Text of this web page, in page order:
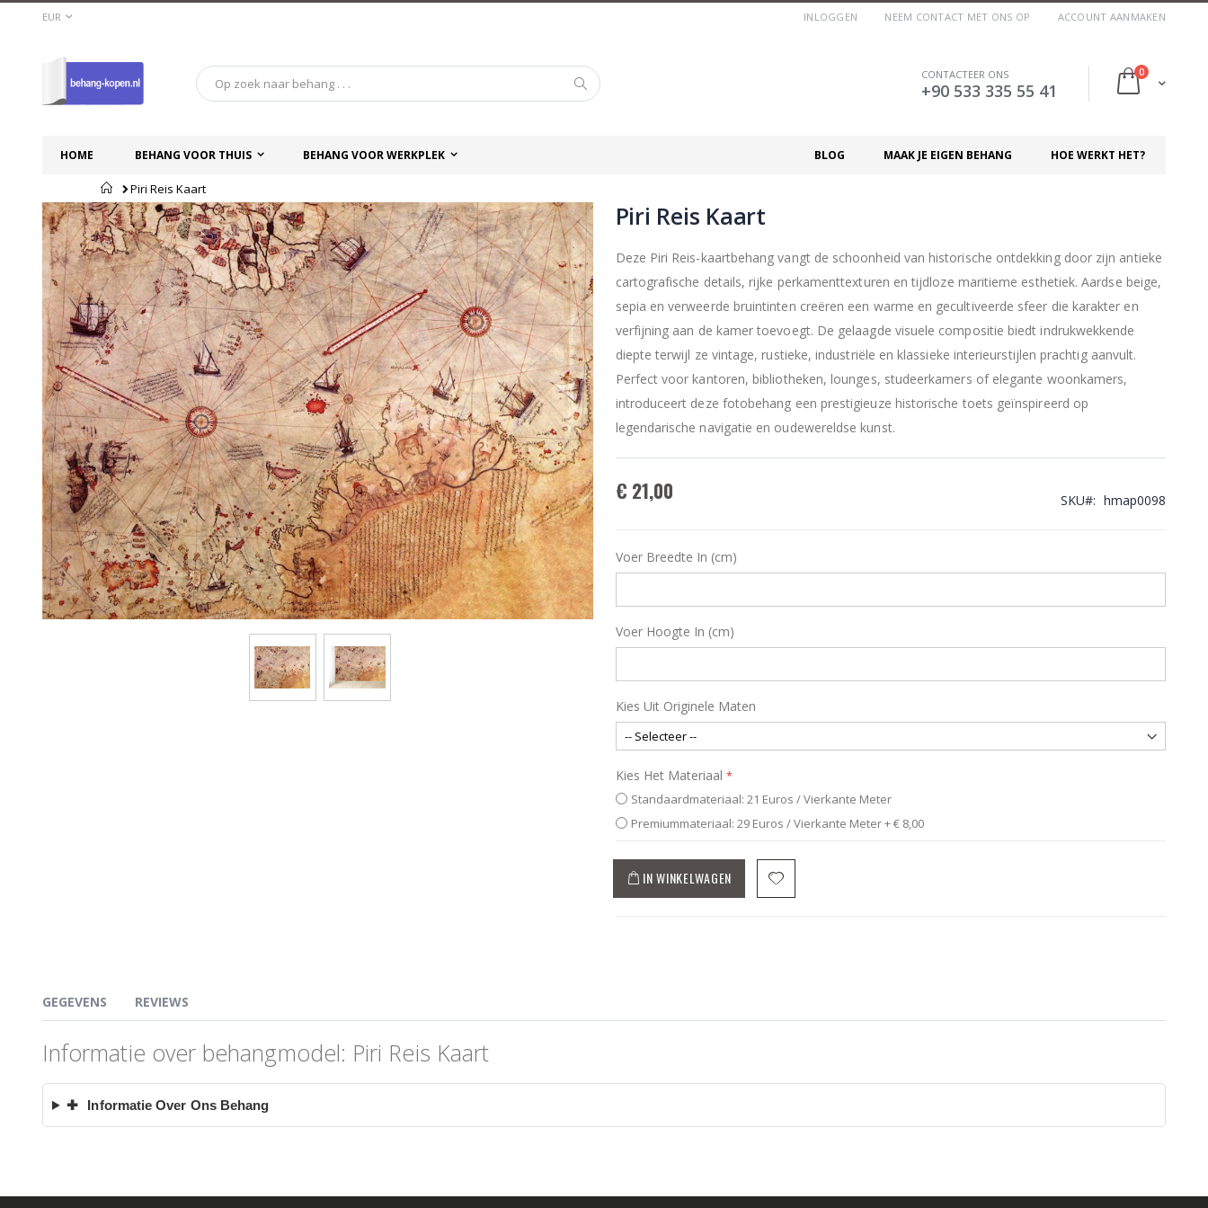
Ga
inhoud
VALUTA
EUR INLOGGEN NEEM CONTACT MET ONS OP ACCOUNT AANMAKEN
Cart
0
Zoek CONTACTEER ONS
+90 533 335 55 41
HOME BEHANG VOOR THUIS BEHANG VOOR WERKPLEK HOE WERKT HET?
MAAK JE EIGEN BEHANG
BLOG
Home
Piri Reis Kaart
Ga
naar
het
einde
van
de
afbeeldingen-
gallerij
Ga
naar
het
begin
van
de
afbeeldingen-
gallerij
Piri Reis Kaart
Deze Piri Reis-kaartbehang vangt de schoonheid van historische ontdekking door zijn antieke
cartografische details, rijke perkamenttexturen en tijdloze maritieme esthetiek. Aardse beige,
sepia en verweerde bruintinten creëren een warme en gecultiveerde sfeer die karakter en
verfijning aan de kamer toevoegt. De gelaagde visuele compositie biedt indrukwekkende
diepte terwijl ze vintage, rustieke, industriële en klassieke interieurstijlen prachtig aanvult.
Perfect voor kantoren, bibliotheken, lounges, studeerkamers of elegante woonkamers,
introduceert deze fotobehang een prestigieuze historische toets geïnspireerd op
legendarische navigatie en oudewereldse kunst.
€ 21,00 SKU hmap0098
Voer Breedte In (cm)
Voer Hoogte In (cm)
Kies Uit Originele Maten
Kies Het Materiaal
Standaardmateriaal: 21 Euros / Vierkante Meter
Premiummateriaal: 29 Euros / Vierkante Meter+€ 8,00
IN WINKELWAGEN
GEGEVENS
Informatie over behangmodel: Piri Reis Kaart
✚ Informatie Over Ons Behang
REVIEWS